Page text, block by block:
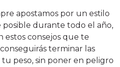
apostamos por un estilo
posible durante todo el año,
estos consejos que te
terminar las
peso, sin poner en peligro